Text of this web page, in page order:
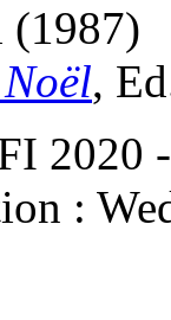
(1987)
,
2020
: